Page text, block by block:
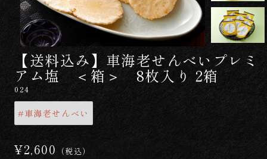
【送料込み】車海老せんべいプレミ
アム塩 ＜箱＞ 8枚入り 2箱
024
#車海老せんべい
¥2,600 （税込）